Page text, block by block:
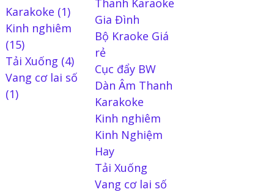
Karakoke (1)
Kinh nghiêm
(15)
Tải Xuống (4)
Vang cơ lai số
(1)
Thanh Karaoke
Gia Đình
Bộ Kraoke Giá
rẻ
Cục đẩy BW
Dàn Âm Thanh
Karakoke
Kinh nghiêm
Kinh Nghiệm
Hay
Tải Xuống
Vang cơ lai số